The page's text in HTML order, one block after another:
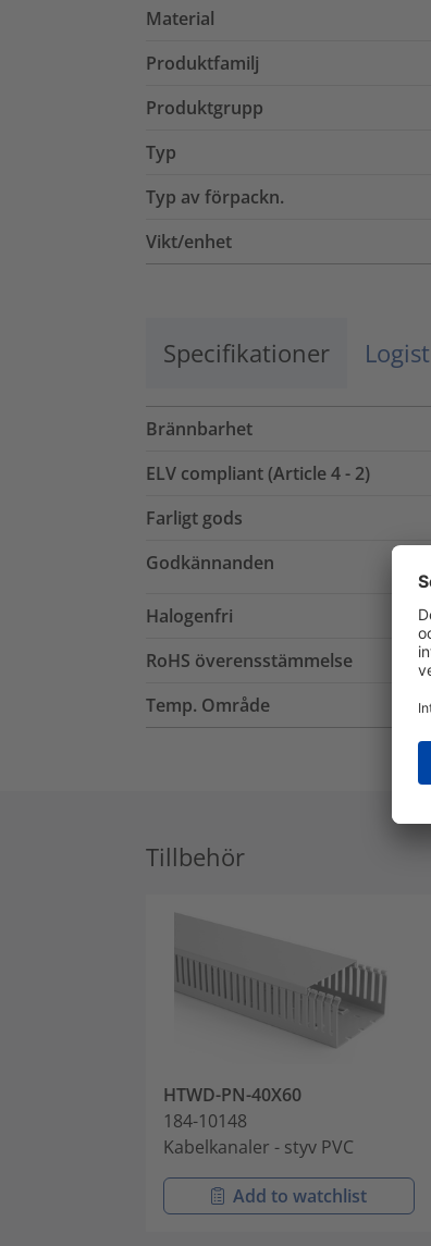
Material
Produktfamilj
Produktgrupp
Typ
Typ av förpackn.
Vikt/enhet
Specifikationer
Brännbarhet
ELV compliant (Article 4 - 2)
Farligt gods
Godkännanden
Halogenfri
RoHS överensstämmelse
Temp. Område
Tillbehör
HTWD-PN-40X60
184-10148
Kabelkanaler - styv PVC
Add to watchlist